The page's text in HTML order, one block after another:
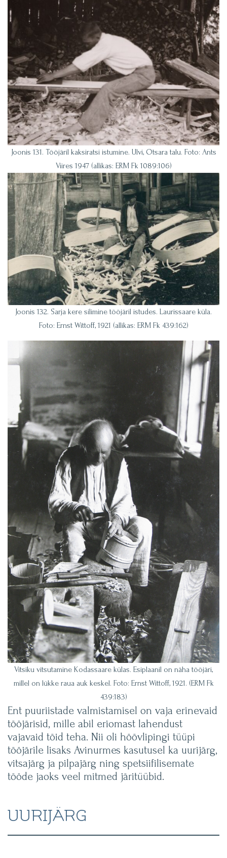
Joonis 131. Tööjäril kaksiratsi istumine. Ulvi, Otsara talu. Foto: Ants
Viires 1947 (allikas: ERM Fk 1089:106)
Joonis 132. Sarja kere silimine tööjäril istudes. Laurissaare küla.
Foto: Ernst Wittoff, 1921 (allikas: ERM Fk 439:162)
Vitsiku vitsutamine Kodassaare külas. Esiplaanil on näha tööjäri,
millel on lükke raua auk keskel. Foto: Ernst Wittoff, 1921. (ERM Fk
439:183)
Ent puuriistade valmistamisel on vaja erinevaid
tööjärisid, mille abil eriomast lahendust
vajavaid töid teha. Nii oli höövlipingi tüüpi
tööjärile lisaks Avinurmes kasutusel ka uurijärg,
vitsajärg ja pilpajärg ning spetsiifilisemate
tööde jaoks veel mitmed järitüübid.
UURIJÄRG